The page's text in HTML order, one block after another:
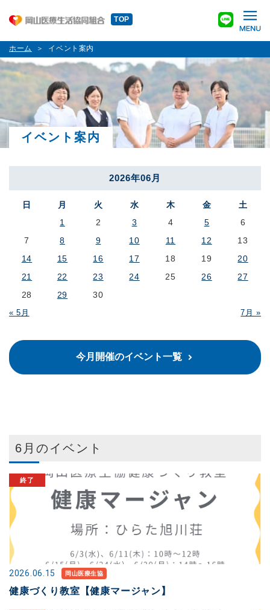
TOP
ホーム イベント案内
イベント案内
2026年06月
日 月 火 水 木 金 土
« 5月 7月 »
1 2 3 4 5
6
7
8 9 10 11 12
13
14
15 16 17 18 19
20
21
22 23 24 25 26
27
28
29 30
今月開催のイベント一覧
6月のイベント
2026.06.15 岡山医療生協
健康づくり教室【健康マージャン】